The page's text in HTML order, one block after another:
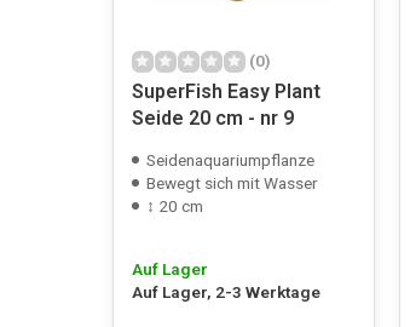
(0)
SuperFish Easy Plant
Seide 20 cm - nr 9
Seidenaquariumpflanze
Bewegt sich mit Wasser
↕ 20 cm
Auf Lager
Auf Lager, 2-3 Werktage